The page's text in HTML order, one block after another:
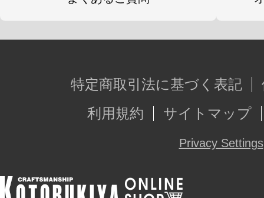
特定商取引法に基づく表記
利用規約
サイトマップ
Privacy Settings